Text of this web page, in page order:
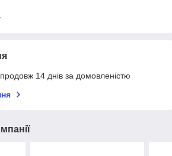
14 днів за домовленістю